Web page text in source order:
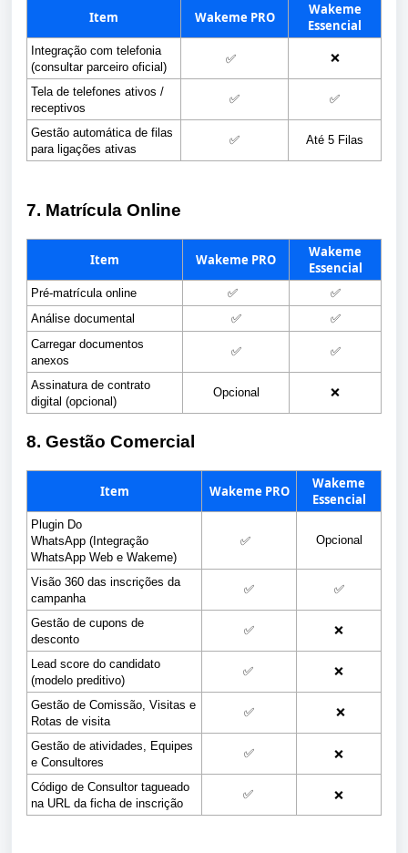
Item Wakeme PRO
Wakeme
Essencial
Integração com telefonia
(consultar parceiro oficial)
✅ ❌
Tela de telefones ativos /
receptivos
✅ ✅
Gestão automática de filas
para ligações ativas
✅ Até 5 Filas
7. Matrícula Online
Item Wakeme PRO
Wakeme
Essencial
Pré-matrícula online ✅
✅
Análise documental
✅
✅
Carregar documentos
anexos
✅ ✅
Assinatura de contrato
digital (opcional)
Opcional ❌
8. Gestão Comercial
Item Wakeme PRO
Wakeme
Essencial
Plugin Do
WhatsApp (Integração
WhatsApp Web e Wakeme)
✅ Opcional
Visão 360 das inscrições da
campanha
✅ ✅
Gestão de cupons de
desconto
✅ ❌
Lead score do candidato
(modelo preditivo)
✅ ❌
Gestão de Comissão, Visitas e
Rotas de visita
✅ ❌
Gestão de atividades, Equipes
e Consultores
✅ ❌
Código de Consultor tagueado
na URL da ficha de inscrição
✅ ❌